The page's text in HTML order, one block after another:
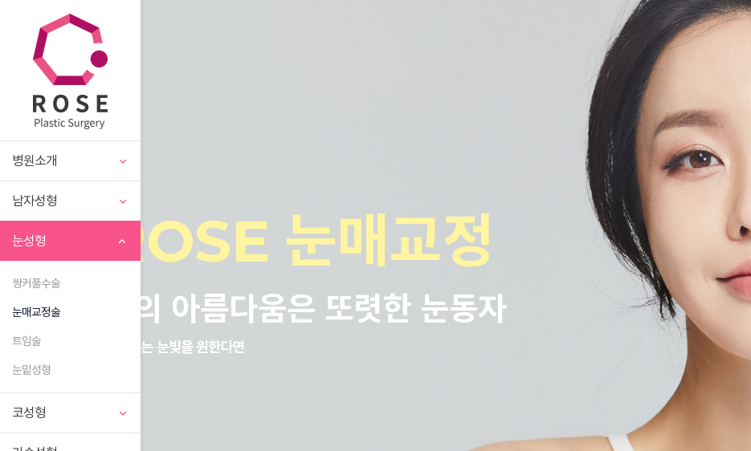
병원소개
남자성형
눈성형
쌍커풀수술
눈매교정술
트임술
눈밑성형
코성형
ROSE 눈매교정
눈의 아름다움은 또렷한 눈동자
생기있는 눈빛을 원한다면